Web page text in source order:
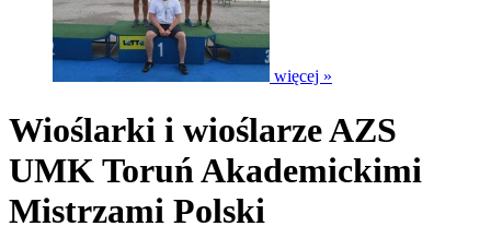
więcej »
Wioślarki i wioślarze AZS
UMK Toruń Akademickimi
Mistrzami Polski